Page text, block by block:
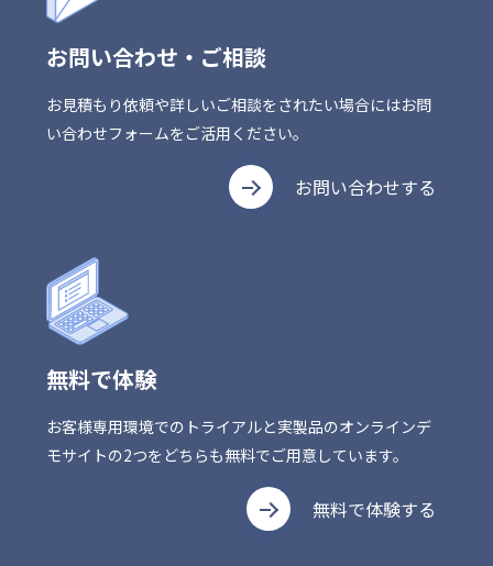
お問い合わせ・ご相談
お見積もり依頼や詳しいご相談をされたい場合にはお問
い合わせフォームをご活用ください。
お問い合わせする
無料で体験
お客様専用環境でのトライアルと実製品のオンラインデ
モサイトの2つをどちらも無料でご用意しています。
無料で体験する